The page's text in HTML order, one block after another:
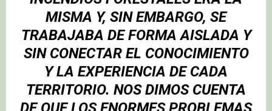
MISMA Y, SIN EMBARGO, SE
TRABAJABA DE FORMA AISLADA Y
SIN CONECTAR EL CONOCIMIENTO
Y LA EXPERIENCIA DE CADA
TERRITORIO. NOS DIMOS CUENTA